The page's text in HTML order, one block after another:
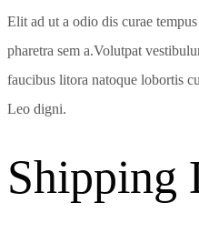
Elit ad ut a odio dis curae
pharetra sem a.Volutpat
faucibus litora natoque lobortis
Leo digni.
Shipping